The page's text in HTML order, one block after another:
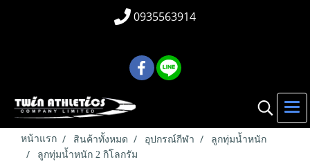
0935563914
หน้าแรก สินค้าทั้งหมด อุปกรณ์กีฬา
ลูกทุ่มน้ำหนัก
ลูกทุ่มน้ำหนัก 2 กิโลกรัม